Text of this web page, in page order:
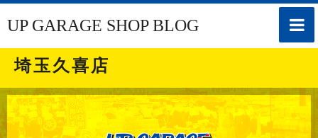
toggle
UP GARAGE SHOP BLOG
埼玉久喜店